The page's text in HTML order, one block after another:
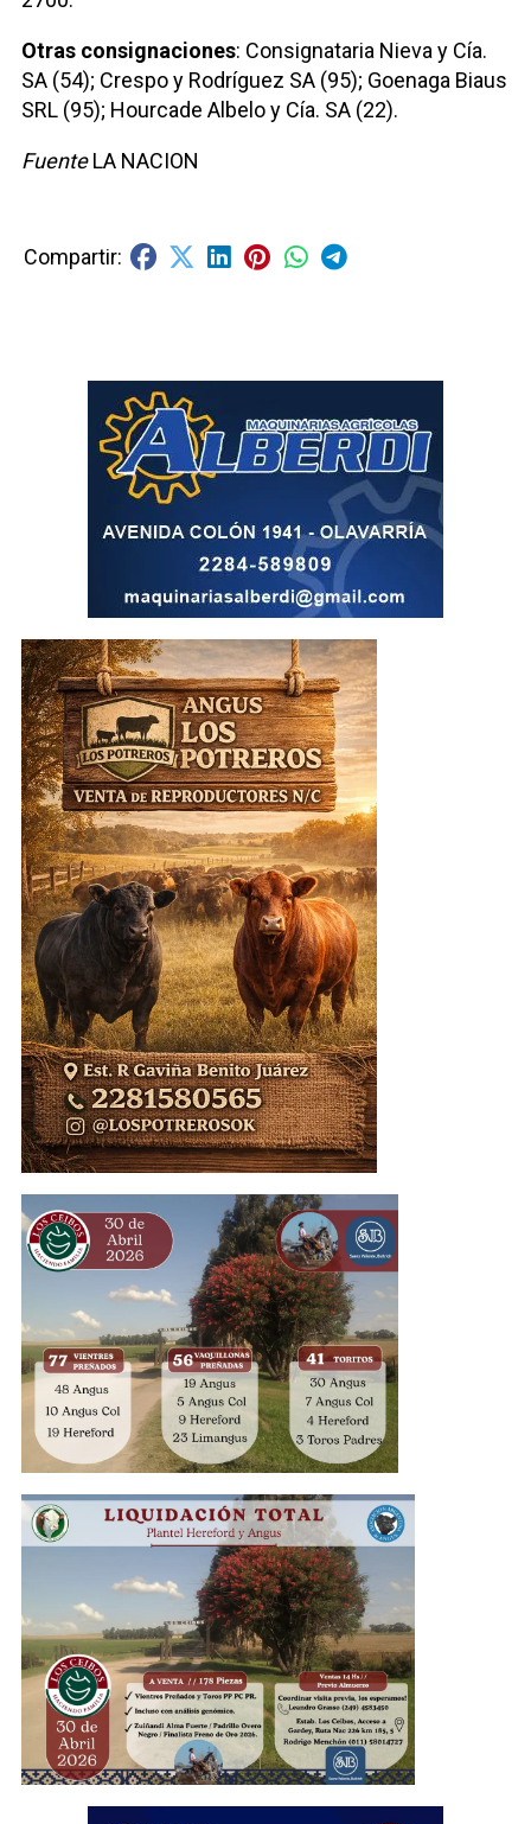
Otras consignaciones: Consignataria Nieva y Cía.
SA (54); Crespo y Rodríguez SA (95); Goenaga Biaus
SRL (95); Hourcade Albelo y Cía. SA (22).
FuenteLA NACION